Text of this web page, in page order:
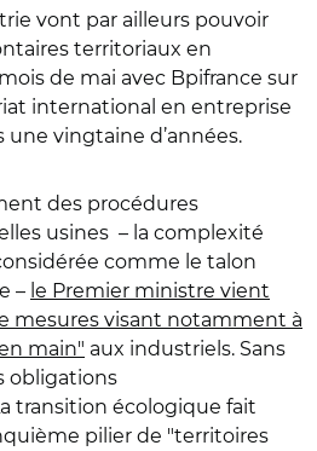
vont par ailleurs pouvoir
territoriaux en
de mai avec Bpifrance sur
international en entreprise
une vingtaine d’années.
des procédures
usines – la complexité
comme le talon
– le Premier ministre vient
mesures visant notamment à
main" aux industriels. Sans
obligations
transition écologique fait
pilier de "territoires